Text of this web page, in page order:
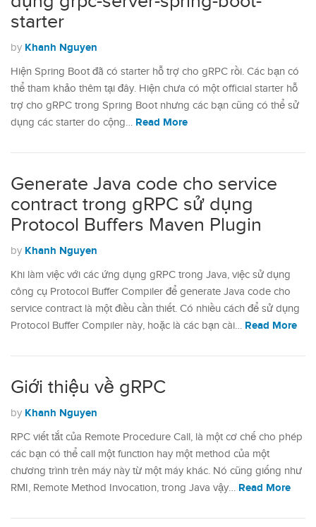
starter
by Khanh Nguyen
Hiện Spring Boot đã có starter hỗ trợ cho gRPC rồi. Các bạn có
thể tham khảo thêm tại đây. Hiện chưa có một official starter hỗ
trợ cho gRPC trong Spring Boot nhưng các bạn cũng có thể sử
dụng các starter do cộng… Read More
Generate Java code cho service
contract trong gRPC sử dụng
Protocol Buffers Maven Plugin
by Khanh Nguyen
Khi làm việc với các ứng dụng gRPC trong Java, việc sử dụng
công cụ Protocol Buffer Compiler để generate Java code cho
service contract là một điều cần thiết. Có nhiều cách để sử dụng
Protocol Buffer Compiler này, hoặc là các bạn cài… Read More
Giới thiệu về gRPC
by Khanh Nguyen
RPC viết tắt của Remote Procedure Call, là một cơ chế cho phép
các bạn có thể call một function hay một method của một
chương trình trên máy này từ một máy khác. Nó cũng giống như
RMI, Remote Method Invocation, trong Java vậy… Read More